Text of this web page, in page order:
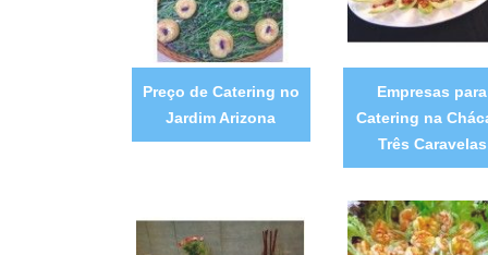
Preço de Catering no
Jardim Arizona
Empresas para
Catering na
Três Caravelas